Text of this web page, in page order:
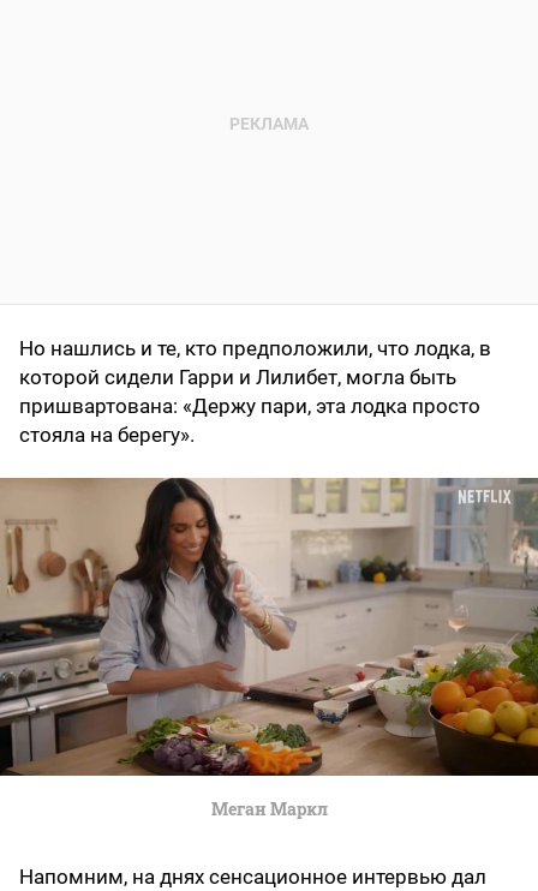
Но нашлись и те, кто предположили, что лодка, в
которой сидели Гарри и Лилибет, могла быть
пришвартована: «Держу пари, эта лодка просто
стояла на берегу».
Меган Маркл
Напомним, на днях сенсационное интервью дал